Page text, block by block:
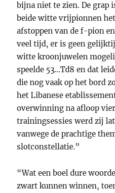
bijna niet te zien. De grap
beide witte vrijpionnen
afstoppen van de f-pion
veel tijd, er is geen
witte kroonjuwelen
speelde 53…Td8 en dat
die nog vaak op het bord
het Libanese
overwinning na afloop
trainingsessies werd zij
vanwege de prachtige
slotconstellatie.”
“Wat een boel dure
zwart kunnen winnen,